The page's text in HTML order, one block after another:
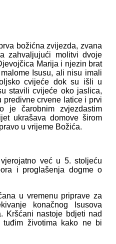
božićna zvijezda, zvana
zahvaljujući molitvi dvoje
Marija i njezin brat
Isusu, ali nisu imali
cvijeće dok su išli u
stavili cvijeće oko jaslica,
crvene latice i prvi
je čarobnim zvjezdastim
ukrašava domove širom
u vrijeme Božića.
već u 5. stoljeću
i proglašenja dogme o
u vremenu priprave za
konačnog Isusova
Kršćani nastoje bdjeti nad
životima kako ne bi